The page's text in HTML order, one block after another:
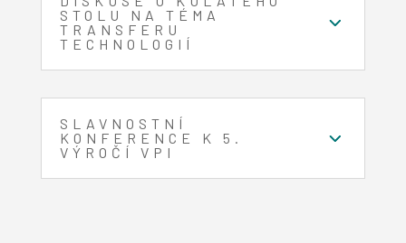
STOLU NA TÉMA
TRANSFERU
TECHNOLOGIÍ
SLAVNOSTNÍ
KONFERENCE K 5.
VÝROČÍ VPI